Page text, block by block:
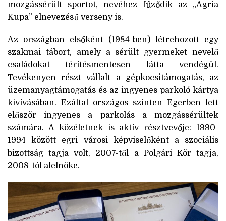
mozgássérült sportot, nevéhez fűződik az „Agria
Kupa” elnevezésű verseny is.
Az országban elsőként (1984-ben) létrehozott egy
szakmai tábort, amely a sérült gyermeket nevelő
családokat térítésmentesen látta vendégül.
Tevékenyen részt vállalt a gépkocsitámogatás, az
üzemanyagtámogatás és az ingyenes parkoló kártya
kivívásában. Ezáltal országos szinten Egerben lett
először ingyenes a parkolás a mozgássérültek
számára. A közéletnek is aktív résztvevője: 1990-
1994 között egri városi képviselőként a szociális
bizottság tagja volt, 2007-től a Polgári Kör tagja,
2008-tól alelnöke.